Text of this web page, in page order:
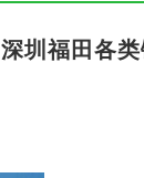
深圳福田各